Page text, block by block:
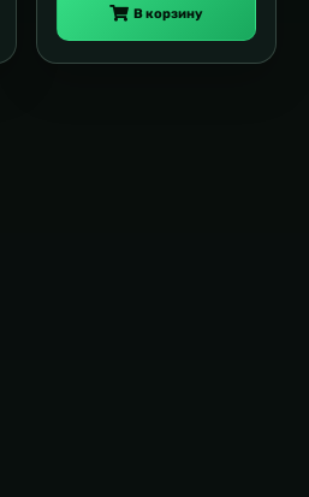
В корзину